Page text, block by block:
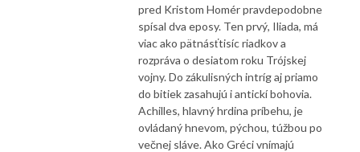
pred Kristom Homér pravdepodobne
spísal dva eposy. Ten prvý, Iliada, má
viac ako pätnásťtisíc riadkov a
rozpráva o desiatom roku Trójskej
vojny. Do zákulisných intríg aj priamo
do bitiek zasahujú i antickí bohovia.
Achilles, hlavný hrdina príbehu, je
ovládaný hnevom, pýchou, túžbou po
večnej sláve. Ako Gréci vnímajú